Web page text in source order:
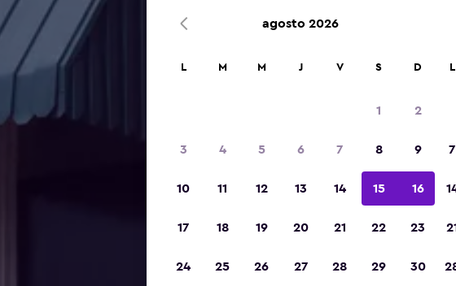
agosto 2026
L M M J V S D
1 2
3 4 5 6 7 8 9
10 11 12 13 14 15 16
17 18 19 20 21 22 23
24 25 26 27 28 29 30
L
7